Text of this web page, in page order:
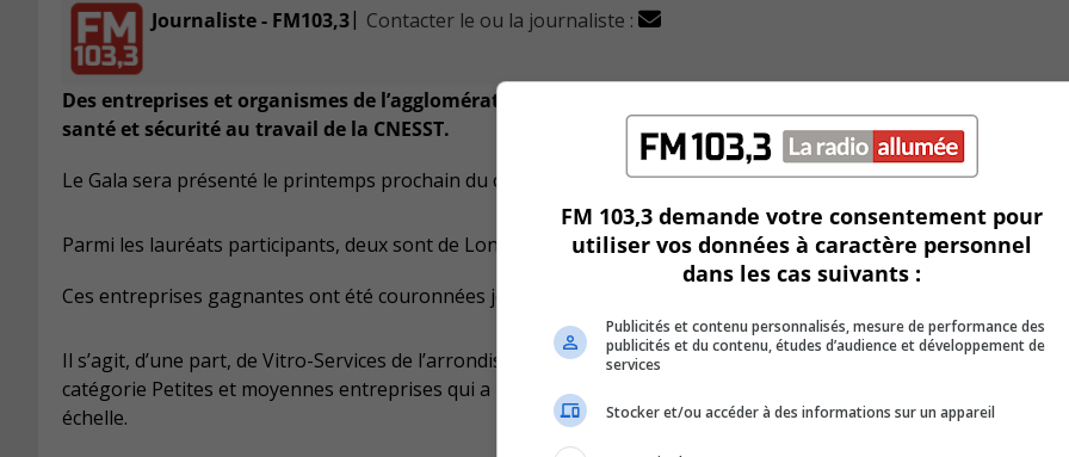
Journaliste - FM103,3| Contacter le ou la journaliste :
Des entreprises et organismes de l’agglomération de Longueuil vont se rendre au Gala national des
santé et sécurité au travail de la CNESST.
Le Gala sera présenté le printemps prochain du côté de Québec.
Parmi les lauréats participants, deux sont de Longueuil et un de Boucherville.
Ces entreprises gagnantes ont été couronnées jeudi soir lors d’un premier gala qui se tenait à Boucherville.
Il s’agit, d’une part, de Vitro-Services de l’arrondissement Saint-Hubert (Longueuil) qui s’est démarqué dans la
catégorie Petites et moyennes entreprises qui a innové dans la façon de nettoyer des fenêtres sans escabeau ou
échelle.
FM 103,3 demande votre consentement pour
utiliser vos données à caractère personnel
dans les cas suivants :
Publicités et contenu personnalisés, mesure de performance des
publicités et du contenu, études d’audience et développement de
services
Stocker et/ou accéder à des informations sur un appareil